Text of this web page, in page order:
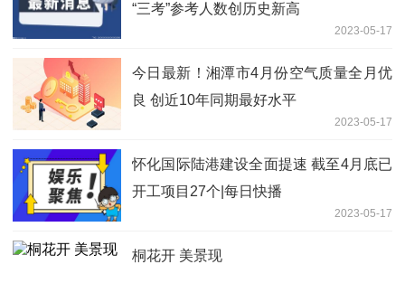
“三考”参考人数创历史新高
2023-05-17
今日最新！湘潭市4月份空气质量全月优
良 创近10年同期最好水平
2023-05-17
怀化国际陆港建设全面提速 截至4月底已
开工项目27个|每日快播
2023-05-17
桐花开 美景现